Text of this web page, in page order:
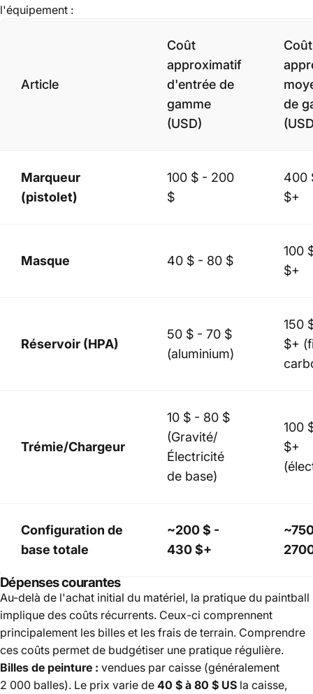
l'équipement :
Article
Coût
approximatif
d'entrée de
gamme
(USD)
Coût
de
Marqueur
(pistolet)
100 $ - 200
$
400
$+
Masque 40 $ - 80 $
100
$+
Réservoir (HPA)
50 $ - 70 $
(aluminium)
150
$+
Trémie/Chargeur
10 $ - 80 $
(Gravité/
Électricité
de base)
100
$+
Configuration de
base totale
~200 $ -
430 $+
Dépenses courantes
Au-delà de l'achat initial du matériel, la pratique du paintball
implique des coûts récurrents. Ceux-ci comprennent
principalement les billes et les frais de terrain. Comprendre
ces coûts permet de budgétiser une pratique régulière.
Billes de peinture : vendues par caisse (généralement
2 000 balles). Le prix varie de 40 $ à 80 $ US la caisse,